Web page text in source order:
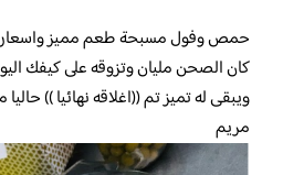
حمص وفول مسبحة طعم مميز واسعار
كان الصحن مليان وتزوقه على كيفك
ويبقى له تميز تم ((اغلاقه نهائيا ))
مريم